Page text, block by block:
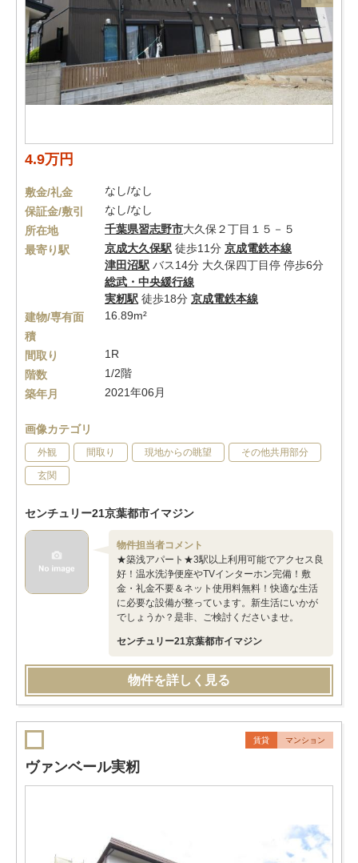
4.9万円
敷金/礼金
なし/なし
保証金/敷引
なし/なし
所在地
千葉県習志野市大久保２丁目１５－５
最寄り駅
京成大久保駅 徒歩11分 京成電鉄本線
津田沼駅 バス14分 大久保四丁目停 停歩6分
総武・中央緩行線
実籾駅 徒歩18分 京成電鉄本線
建物/専有面
積
16.89m²
間取り
1R
階数
1/2階
築年月
2021年06月
画像カテゴリ
外観 間取り 現地からの眺望 その他共用部分
玄関
センチュリー21京葉都市イマジン
物件担当者コメント
★築浅アパート★3駅以上利用可能でアクセス良
好！温水洗浄便座やTVインターホン完備！敷
金・礼金不要＆ネット使用料無料！快適な生活
に必要な設備が整っています。新生活にいかが
でしょうか？是非、ご検討くださいませ。
センチュリー21京葉都市イマジン
物件を詳しく見る
賃貸 マンション
ヴァンベール実籾